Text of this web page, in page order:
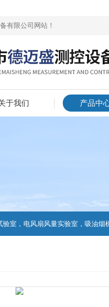
有限公司网站！
于我们 产品中
吸油烟机油脂分离度试验装置，吸油烟机空气性能试验装置，吸油烟机气味